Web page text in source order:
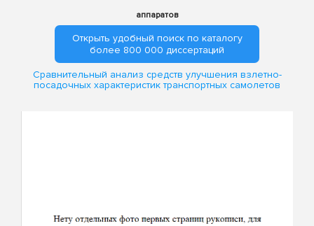
аппаратов
Открыть удобный поиск по каталогу
более 800 000 диссертаций
Сравнительный анализ средств улучшения взлетно-
посадочных характеристик транспортных самолетов